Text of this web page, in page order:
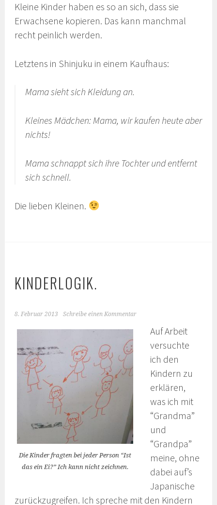
Kleine Kinder haben es so an sich, dass sie
Erwachsene kopieren. Das kann manchmal
recht peinlich werden.
Letztens in Shinjuku in einem Kaufhaus:
Mama sieht sich Kleidung an.
Kleines Mädchen: Mama, wir kaufen heute aber
nichts!
Mama schnappt sich ihre Tochter und entfernt
sich schnell.
Die lieben Kleinen.
KINDERLOGIK.
8. Februar 2013 Schreibe einen Kommentar
Die Kinder fragten bei jeder Person “Ist
das ein Ei?” Ich kann nicht zeichnen.
Auf Arbeit
versuchte
ich den
Kindern zu
erklären,
was ich mit
“Grandma”
und
“Grandpa”
meine, ohne
dabei auf’s
Japanische
zurückzugreifen. Ich spreche mit den Kindern